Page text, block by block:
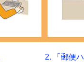
2. 「郵便